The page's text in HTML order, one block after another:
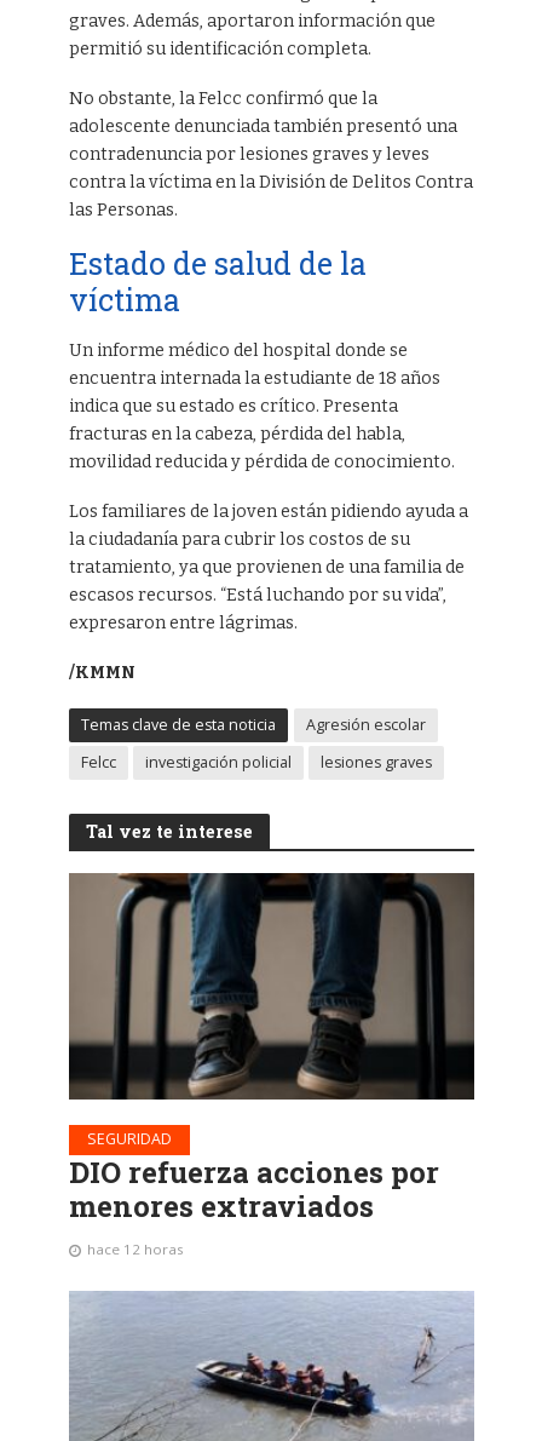
graves. Además, aportaron información que
permitió su identificación completa.
No obstante, la Felcc confirmó que la
adolescente denunciada también presentó una
contradenuncia por lesiones graves y leves
contra la víctima en la División de Delitos Contra
las Personas.
Estado de salud de la
víctima
Un informe médico del hospital donde se
encuentra internada la estudiante de 18 años
indica que su estado es crítico. Presenta
fracturas en la cabeza, pérdida del habla,
movilidad reducida y pérdida de conocimiento.
Los familiares de la joven están pidiendo ayuda a
la ciudadanía para cubrir los costos de su
tratamiento, ya que provienen de una familia de
escasos recursos. “Está luchando por su vida”,
expresaron entre lágrimas.
/KMMN
Temas clave de esta noticia
Agresión escolar
Felcc
investigación policial lesiones graves
Tal vez te interese
SEGURIDAD
DIO refuerza acciones por
menores extraviados
hace 12 horas